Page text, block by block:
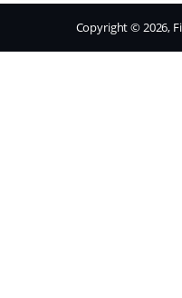
Copyright © 2026,